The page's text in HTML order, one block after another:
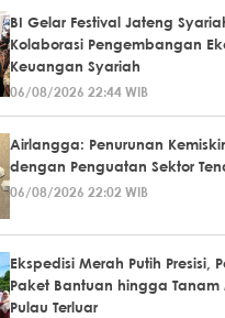
BI Gelar Festival Jateng
Kolaborasi Pengembangan
Keuangan Syariah
06/08/2026 22:44 WIB
Airlangga: Penurunan
dengan Penguatan Sektor
06/08/2026 22:02 WIB
Ekspedisi Merah Putih Presisi,
Paket Bantuan hingga
Pulau Terluar